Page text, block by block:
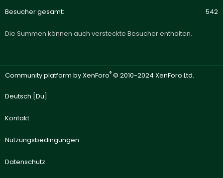
Besucher gesamt 542
Die Summen können auch versteckte Besucher enthalten.
Community platform by XenForo® © 2010-2024 XenForo Ltd.
Deutsch [Du]
Kontakt
Nutzungsbedingungen
Datenschutz